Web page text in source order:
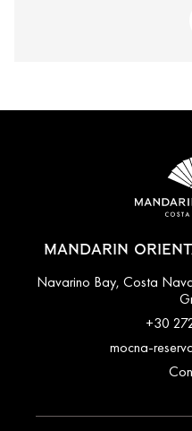
MANDARIN
Navarino Bay, Costa
+30
mocna-